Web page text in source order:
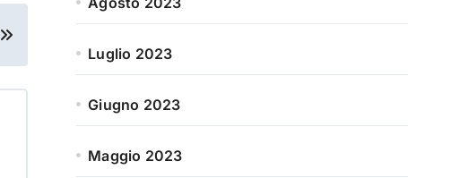
Luglio 2023
Giugno 2023
Maggio 2023